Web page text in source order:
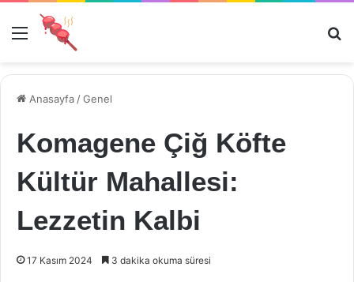
Menü
Anasayfa /Genel
Komagene Çiğ Köfte
Kültür Mahallesi:
Lezzetin Kalbi
17 Kasım 2024 3 dakika okuma süresi